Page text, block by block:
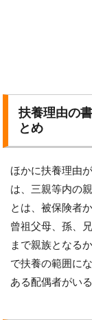
扶養理由の
とめ
ほかに扶養理由
は、三親等内の
とは、被保険者
曾祖父母、孫、
まで親族となる
で扶養の範囲に
ある配偶者がい